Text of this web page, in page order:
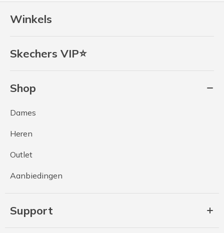
Winkels
Skechers VIP⭐
Shop
Dames
Heren
Outlet
Aanbiedingen
Support